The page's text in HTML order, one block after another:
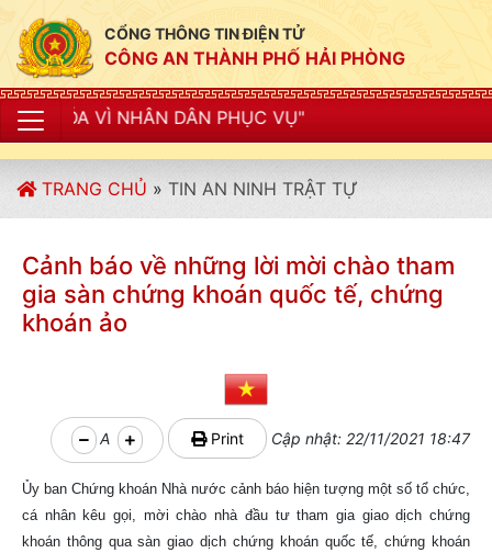
CỔNG THÔNG TIN ĐIỆN TỬ
CÔNG AN THÀNH PHỐ HẢI PHÒNG
DÂN PHỤC VỤ"
TRANG CHỦ » TIN AN NINH TRẬT TỰ
Cảnh báo về những lời mời chào tham
gia sàn chứng khoán quốc tế, chứng
khoán ảo
A Print Cập nhật: 22/11/2021 18:47
Ủy ban Chứng khoán Nhà nước cảnh báo hiện tượng một số tổ chức,
cá nhân kêu gọi, mời chào nhà đầu tư tham gia giao dịch chứng
khoán thông qua sàn giao dịch chứng khoán quốc tế, chứng khoán